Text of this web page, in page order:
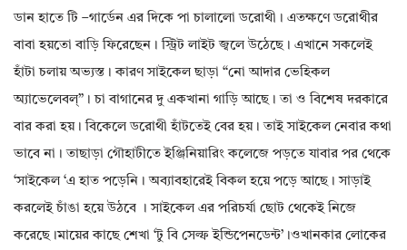
ডান হাতে টি –গার্ডেন এর দিকে পা চালালো ডরোথী। এতক্ষণে ডরোথীর
বাবা হয়তো বাড়ি ফিরেছেন। স্ট্রিট লাইট জ্বলে উঠেছে। এখানে সকলেই
হাঁটা চলায় অভ্যস্ত। কারণ সাইকেল ছাড়া “নো আদার ভেহিকল
অ্যাভেলেবল্”। চা বাগানের দু একখানা গাড়ি আছে। তা ও বিশেষ দরকারে
বার করা হয়। বিকেলে ডরোথী হাঁটতেই বের হয়। তাই সাইকেল নেবার কথা
ভাবে না। তাছাড়া গৌহাটীতে ইঞ্জিনিয়ারিং কলেজে পড়তে যাবার পর থেকে
‘সাইকেল ‘এ হাত পড়েনি। অব্যাবহারেই বিকল হয়ে পড়ে আছে। সাড়াই
করলেই চাঁঙা হয়ে উঠবে । সাইকেল এর পরিচর্যা ছোট থেকেই নিজে
করেছে।মায়ের কাছে শেখা ‘টু বি সেল্ফ ইন্ডিপেনডেন্ট’।ওখানকার লোকের